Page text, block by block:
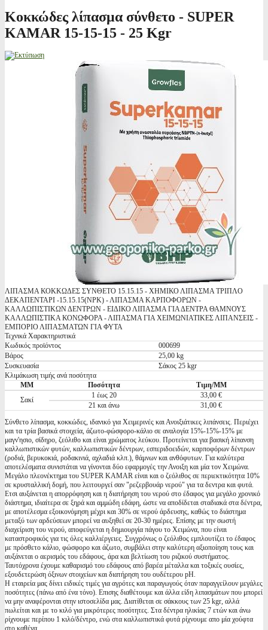
Κοκκώδες λίπασμα σύνθετο - SUPER
KAMAR 15-15-15 - 25 Kgr
ΛΙΠΑΣΜΑ ΚΟΚΚΩΔΕΣ ΣΥΝΘΕΤΟ 15.15.15 - ΧΗΜΙΚΟ ΛΙΠΑΣΜΑ ΤΡΙΠΛΟ
ΔΕΚΑΠΕΝΤΑΡΙ -15.15.15(NPK) - ΛΙΠΑΣΜΑ ΚΑΡΠΟΦΟΡΩΝ -
ΚΑΛΛΩΠΙΣΤΙΚΩΝ ΔΕΝΤΡΩΝ - ΕΙΔΙΚΟ ΛΙΠΑΣΜΑ ΓΙΑ ΔΕΝΤΡΑ ΘΑΜΝΟΥΣ
ΚΑΛΛΩΠΙΣΤΙΚΑ ΚΟΝΩΦΟΡΑ - ΛΙΠΑΣΜΑ ΓΙΑ ΧΕΙΜΩΝΙΑΤΙΚΕΣ ΛΙΠΑΝΣΕΙΣ -
ΕΜΠΟΡΙΟ ΛΙΠΑΣΜΑΤΩΝ ΓΙΑ ΦΥΤΑ
Τεχνικά Χαρακτηριστικά
Κωδικός προϊόντος
000699
Βάρος
25,00 kg
Συσκευασία
Σάκος 25 kgr
Κλιμάκωση τιμής ανά ποσότητα
ΜΜ
Ποσότητα
Τιμη/ΜΜ
Σακί
1 έως 20
33,00 €
21 και άνω
31,00 €
Σύνθετο λίπασμα, κοκκώδες, ιδανικό για Χειμερινές και Ανοιξιάτικες λιπάνσεις. Περιέχει
και τα τρία βασικά στοιχεία, άζωτο-φώσφορο-κάλιο σε αναλογία 15%-15%-15% με
μαγν'ησιο, σίδηρο, ζεόλιθο και είναι χρώματος λεύκου. Προτείνεται για βασική λίπανση
καλλωπιστικών φυτών, καλλωπιστικών δέντρων, εσπεριδοειδών, καρποφόρων δέντρων
(ροδιά, βερυκοκιά, ροδακινιά, αχλαδιά κλπ.), θάμνων και ανθόφυτων. Για καλύτερα
αποτελέσματα συνιστάται να γίνονται δύο εφαρμογές την Ανοιξη και μία τον Χειμώνα.
Μεγάλο πλεονέκτημα του SUPER KAMAR είναι και ο ζεόλιθος σε περιεκτικότητα 10%
σε κρυσταλλική δομή, που λειτουργεί σαν "ρεζερβουάρ νερού" για τα δεντρα και φυτά.
Ετσι αυξάνεται η απορρόφηση και η διατήρηση του νερού στο έδαφος για μεγάλο χρονικό
διάστημα, ιδιαίτερα σε ξηρά και αμμώδη εδάφη, ώστε να αποδίδεται σταδιακά στα δέντρα,
με αποτέλεσμα εξοικονόμηση μέχρι και 30% σε νερού άρδευσης, καθώς το διάστημα
μεταξύ των αρδεύσεων μπορεί να αυξηθεί σε 20-30 ημέρες. Επίσης με την σωστή
διαχείριση του νερού, αποφεύγεται η δημιουργία πάγου το Χειμώνα, που είναι
καταστροφικός για τις όλες καλλιέργειες. Συγχρόνως ο ζεόλιθος εμπλουτίζει το έδαφος
με πρόσθετο κάλιο, φώσφορο και άζωτο, συμβάλει στην καλύτερη αξιοποίηση τους και
αυξάνεται ο αερισμός του εδάφους, άρα και βελτίωση του ριζικού συστήματος.
Ταυτόχρονα έχουμε καθαρισμό του εδάφους από βαρέα μέταλλα και τοξικές ουσίες,
εξουδετερώση όξινων στοιχείων και διατήρηση του ουδέτερου pH.
Η εταιρεία μας δίνει ειδικές τιμές για αγρότες και παραγωγούς όταν παραγγείλουν μεγάλες
ποσότητες (πάνω από ένα τόνο). Επισης διαθέτουμε και άλλα είδη λιπασμάτων που μπορεί
να μην αναφέρονται στην ιστοσελίδα μας. Διατίθεται σε σάκκους των 25 kgr, αλλά
πωλείται και με το κιλό για μικρότερες ποσότητες. Στα δέντρα ηλικίας 7 ετών και άνω
ρίχνουμε περίπου 1 κιλό/δέντρο, ενώ στα καλλωπιστικά φυτά ρίχνουμε απο μία χούφτα